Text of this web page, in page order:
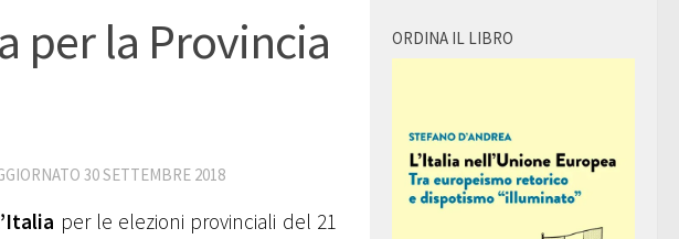
per la Provincia
30 SETTEMBRE 2018
per le elezioni provinciali del 21
ORDINA IL LIBRO